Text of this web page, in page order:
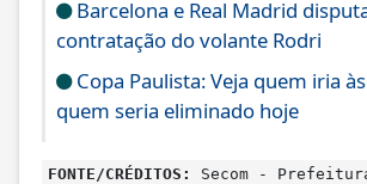
Barcelona e Real Madrid
contratação do volante Rodri
Copa Paulista: Veja quem iria
quem seria eliminado hoje
FONTE/CRÉDITOS:
Secom -